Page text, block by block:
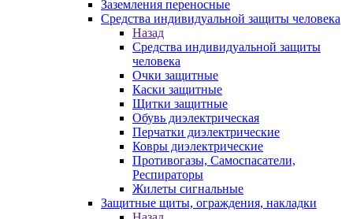
Заземления переносные
Средства индивидуальной защиты человека
Назад
Средства индивидуальной защиты
человека
Очки защитные
Каски защитные
Щитки защитные
Обувь диэлектрическая
Перчатки диэлектрические
Ковры диэлектрические
Противогазы, Самоспасатели,
Респираторы
Жилеты сигнальные
Защитные щиты, ограждения, накладки